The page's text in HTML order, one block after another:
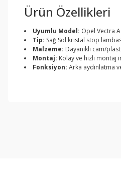
Ürün Özellikleri
Uyumlu Model: Opel Vectra A
Tip: Sağ Sol kristal stop
Malzeme: Dayanıklı cam/
Montaj: Kolay ve hızlı montaj
Fonksiyon: Arka aydınlatma